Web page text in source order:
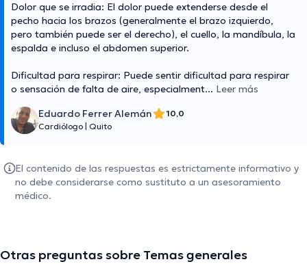
Dolor que se irradia: El dolor puede extenderse desde el
pecho hacia los brazos (generalmente el brazo izquierdo,
pero también puede ser el derecho), el cuello, la mandíbula, la
espalda e incluso el abdomen superior.
Dificultad para respirar: Puede sentir dificultad para respirar
o sensación de falta de aire, especialment... Leer más
Eduardo Ferrer Alemán
10,0
Cardiólogo Quito
El contenido de las respuestas es estrictamente informativo y
no debe considerarse como sustituto a un asesoramiento
médico.
Otras preguntas sobre Temas generales